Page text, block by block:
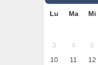
Lu Ma Mi
3
4 5
10
11 12